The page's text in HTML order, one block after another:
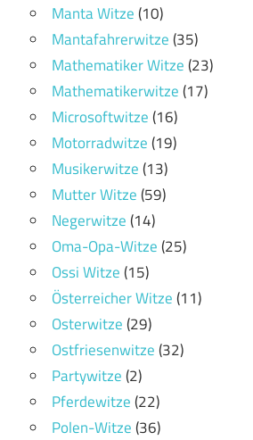
Manta Witze(10)
Mantafahrerwitze(35)
Mathematiker Witze(23)
Mathematikerwitze(17)
Microsoftwitze(16)
Motorradwitze(19)
Musikerwitze(13)
Mutter Witze(59)
Negerwitze(14)
Oma-Opa-Witze(25)
Ossi Witze(15)
Österreicher Witze(11)
Osterwitze(29)
Ostfriesenwitze(32)
Partywitze(2)
Pferdewitze(22)
Polen-Witze(36)